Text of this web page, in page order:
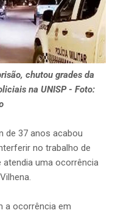
chutou grades da
na UNISP - Foto:
de 37 anos acabou
no trabalho de
atendia uma ocorrência
a ocorrência em